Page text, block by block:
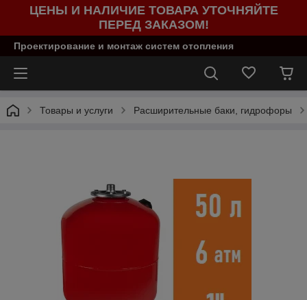
ЦЕНЫ И НАЛИЧИЕ ТОВАРА УТОЧНЯЙТЕ
ПЕРЕД ЗАКАЗОМ!
Проектирование и монтаж систем отопления
Товары и услуги Расширительные баки, гидрофоры